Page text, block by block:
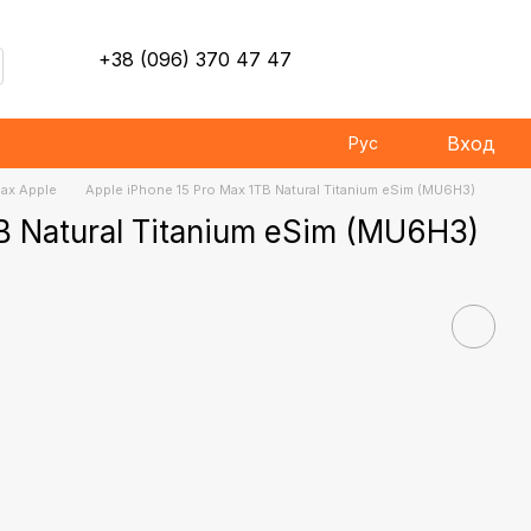
+38 (096) 370 47 47
Рус Вход
Apple Apple iPhone 15 Pro Max 1TB Natural Titanium eSim (MU6H3)
Natural Titanium eSim (MU6H3)